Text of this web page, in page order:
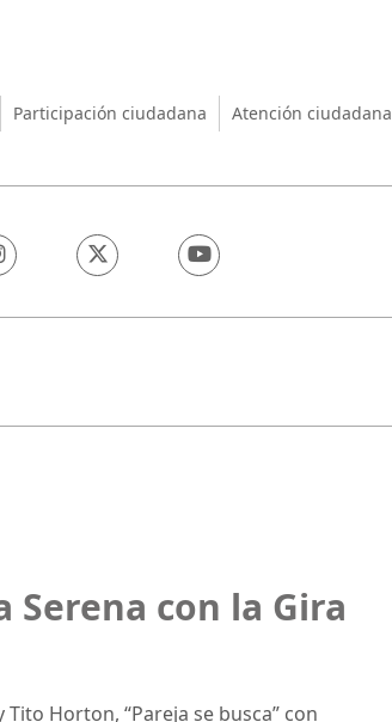
Participación ciudadana Atención ciudadana
con la Gira
Horton, “Pareja se busca” con